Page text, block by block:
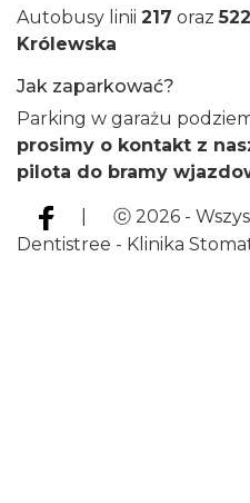
Autobusy linii 217 oraz522
Królewska
Jak zaparkować?
Parking w garażu
prosimy o kontakt z
pilota do bramy
| ⓒ 2026 -
Dentistree - Klinika